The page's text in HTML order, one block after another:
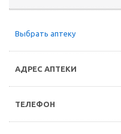
Выбрать аптеку